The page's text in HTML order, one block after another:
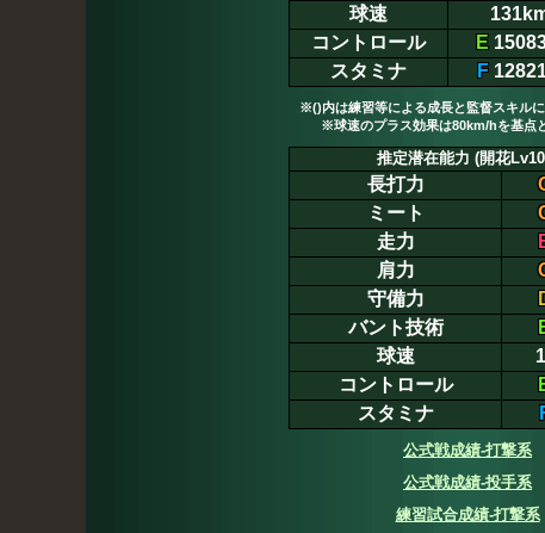
球速
コントロール
E
スタミナ
F
※()内は練習等による成長と監督スキルに
※球速のプラス効果は80km/hを基点
推定潜在能力 (開花
長打力
ミート
走力
肩力
守備力
バント技術
球速
コントロール
スタミナ
公式戦成績-打撃系
公式戦成績-投手系
練習試合成績-打撃系